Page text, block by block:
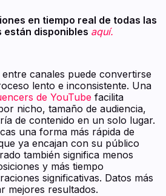
en tiempo real de todas las
están disponibles aquí.
canales puede convertirse
lento e inconsistente. Una
de YouTube facilita
nicho, tamaño de audiencia,
de contenido en un solo lugar.
una forma más rápida de
ya encajan con su público
también significa menos
y más tiempo
significativas. Datos más
mejores resultados.